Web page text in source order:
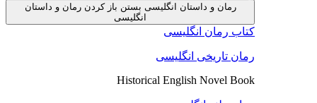
رمان و داستان انگلیسی بستن باز کردن رمان و داستان
انگلیسی
کتاب رمان انگلیسی
رمان تاریخی انگلیسی
Historical English Novel Book